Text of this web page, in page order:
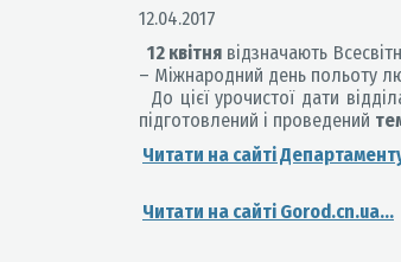
12.04.2017
12 квітня відзначають
– Міжнародний день польоту
До цієї урочистої дати
підготовлений і проведений
Читати на сайті
Читати на сайті Gorod.cn.ua...